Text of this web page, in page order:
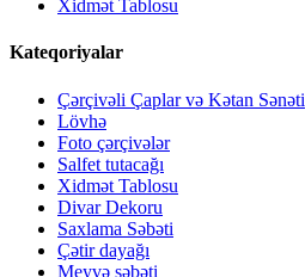
Xidmət Tablosu
Kateqoriyalar
Çərçivəli Çaplar və Kətan Sənəti
Lövhə
Foto çərçivələr
Salfet tutacağı
Xidmət Tablosu
Divar Dekoru
Saxlama Səbəti
Çətir dayağı
Meyvə səbəti